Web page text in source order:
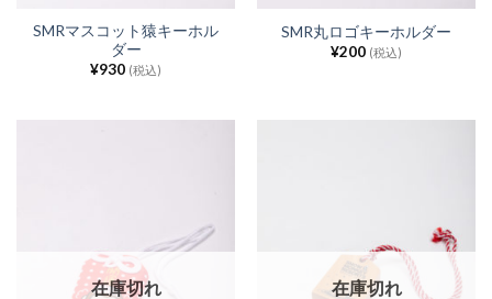
SMRマスコット猿キーホル
ダー
¥930 (税込)
SMR丸ロゴキーホルダー
¥200 (税込)
在庫切れ 在庫切れ